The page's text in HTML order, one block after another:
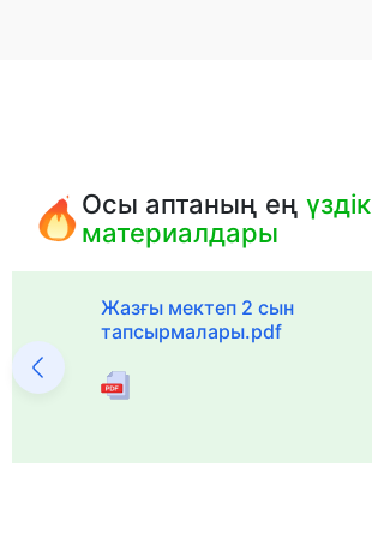
Осы аптаның еңүздік
материалдары
Жазғы мектеп 2 сын
тапсырмалары.pdf